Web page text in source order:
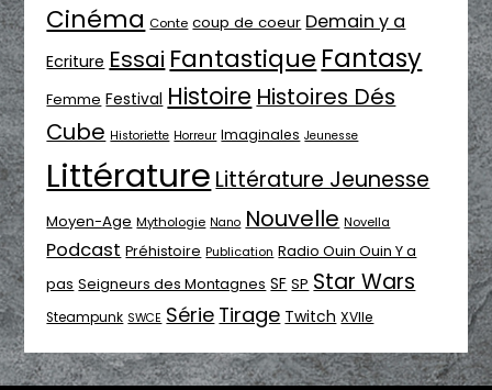
Cinéma Conte coup de coeur Demain y a
Ecriture Essai Fantastique Fantasy
Femme Festival Histoire Histoires Dés
Cube Historiette Horreur Imaginales Jeunesse
Littérature Littérature Jeunesse
Moyen-Age Mythologie Nano Nouvelle Novella
Podcast Préhistoire Publication Radio Ouin Ouin Y a
pas Seigneurs des Montagnes SF SP Star Wars
Steampunk SWCE Série Tirage Twitch XVIIe